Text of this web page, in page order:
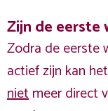
Zijn de eerste
Zodra de eerste
actief zijn kan
nietmeer direct